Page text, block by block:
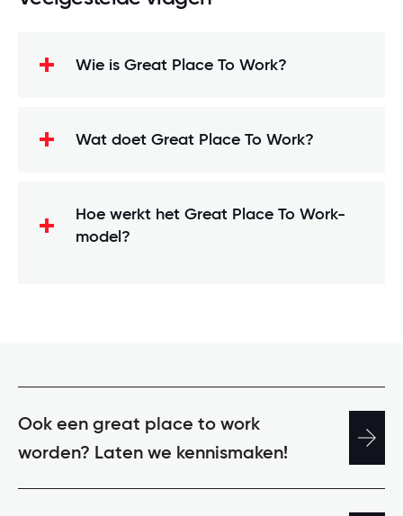
Wie is Great Place To Work?
Wat doet Great Place To Work?
en plezier in organisaties. Zo kom je
erachter wat volgens jouw
beter kan.
Hoe werkt het Great Place To Work-
model?
Ook een great place to work
worden? Laten we kennismaken!